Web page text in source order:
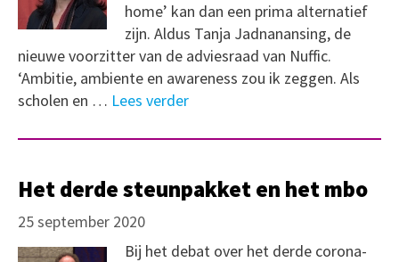
home’ kan dan een prima alternatief
zijn. Aldus Tanja Jadnanansing, de
nieuwe voorzitter van de adviesraad van Nuffic.
‘Ambitie, ambiente en awareness zou ik zeggen. Als
scholen en … Lees verder
Het derde steunpakket en het mbo
25 september 2020
Bij het debat over het derde corona-